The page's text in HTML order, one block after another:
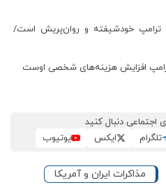
ترامپ خودشیفته و روان‌پریش است/
ترامپ افزایش هزینه‌های شخصی اوست
اجتماعی دنبال کنید
تلگرام ایکس یوتیوب
مذاکرات ایران و آمریکا